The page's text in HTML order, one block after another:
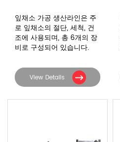
잎채소 가공 생산라인은 주
로 잎채소의 절단, 세척, 건
조에 사용되며, 총 6개의 장
비로 구성되어 있습니다.
View Details